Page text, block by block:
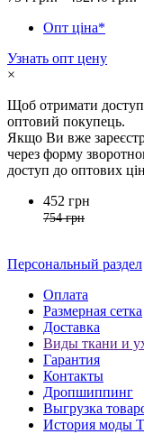
Опт ціна*
Узнать опт цену
×
Щоб отримати доступ
оптовий покупець.
Якщо Ви вже
через форму
доступ до оптових
452 грн
754 грн
Персональный раздел
Оплата
Размерная сетка
Доставка
Виды ткани и
Гарантия
Контакты
Дропшиппинг
Выгрузка
История моды